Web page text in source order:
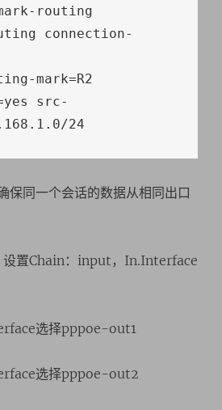
- routing
connection-
-mark=R2
yes src-
. 1.0/24
保同一个会话的数据从相同出口
设置Chain：input，In.Interface
选择pppoe-out1
选择pppoe-out2